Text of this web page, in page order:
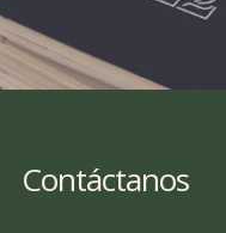
Contáctanos